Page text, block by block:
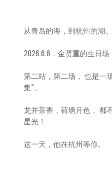
从青岛的海，到杭州的湖。
2026.6.6，金贤重的生日场
第二站，第二场， 也是一
集”。
龙井茶香，荷塘月色， 都
星光！
这一天，他在杭州等你。